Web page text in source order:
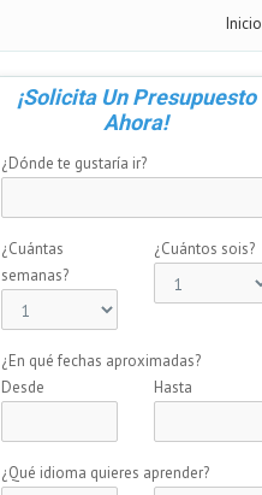
Inicio
¡Solicita Un Presupuesto
Ahora!
¿Dónde te gustaría ir?
¿Cuántas
semanas?
¿Cuántos sois?
¿En qué fechas aproximadas?
Desde
Hasta
¿Qué idioma quieres aprender?